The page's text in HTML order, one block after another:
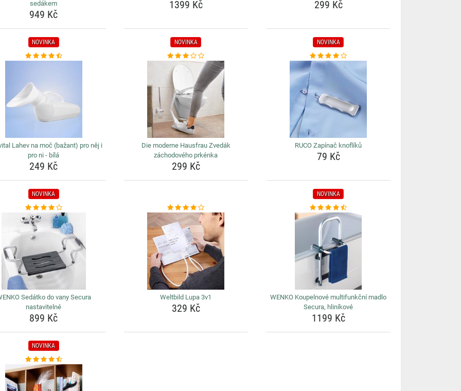
sedákem
949 Kč
1399 Kč 299 Kč
NOVINKA
Lahev na moč (bažant) pro něj i
pro ni - bílá
249 Kč
NOVINKA
Die moderne Hausfrau Zvedák
záchodového prkénka
299 Kč
NOVINKA
RUCO Zapínač knoflíků
79 Kč
NOVINKA
Sedátko do vany Secura
nastavitelné
899 Kč
Weltbild Lupa 3v1
329 Kč
NOVINKA
WENKO Koupelnové multifunkční madlo
Secura, hliníkové
1199 Kč
NOVINKA